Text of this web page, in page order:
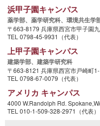
浜甲子園キャンパス
薬学部、 薬学研究科、 環境共生学
〒663-8179 兵庫県西宮市甲子園
TEL 0798-45-9931（代表）
上甲子園キャンパス
建築学部、 建築学研究科
〒663-8121 兵庫県西宮市戸崎町
TEL 0798-67-0079（代表）
アメリカ キャンパス
4000 W.Randolph Rd.
TEL 010-1-509-328-2971（代表）